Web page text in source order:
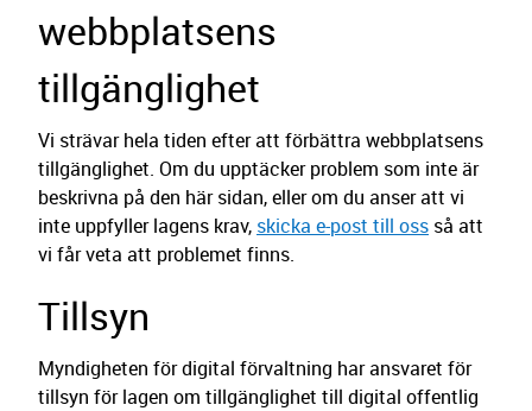
webbplatsens
tillgänglighet
Vi strävar hela tiden efter att förbättra webbplatsens
tillgänglighet. Om du upptäcker problem som inte är
beskrivna på den här sidan, eller om du anser att vi
inte uppfyller lagens krav, skicka e-post till oss så att
vi får veta att problemet finns.
Tillsyn
Myndigheten för digital förvaltning har ansvaret för
tillsyn för lagen om tillgänglighet till digital offentlig